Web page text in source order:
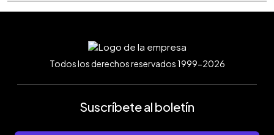
Todos los derechos reservados 1999-2026
Suscríbete al boletín